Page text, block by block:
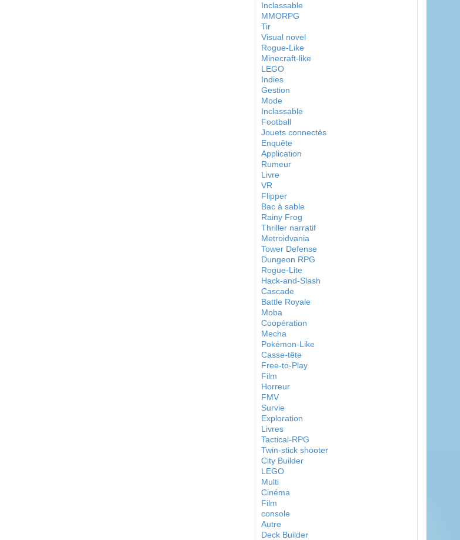
Inclassable
MMORPG
Tir
Visual novel
Rogue-Like
Minecraft-like
LEGO
Indies
Gestion
Mode
Inclassable
Football
Jouets connectés
Enquête
Application
Rumeur
Livre
VR
Flipper
Bac à sable
Rainy Frog
Thriller narratif
Metroidvania
Tower Defense
Dungeon RPG
Rogue-Lite
Hack-and-Slash
Cascade
Battle Royale
Moba
Coopération
Mecha
Pokémon-Like
Casse-tête
Free-to-Play
Film
Horreur
FMV
Survie
Exploration
Livres
Tactical-RPG
Twin-stick shooter
City Builder
LEGO
Multi
Cinéma
Film
console
Autre
Deck Builder